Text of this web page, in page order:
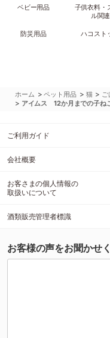
ベビー用品
子供衣料・
ル関連
防災用品 ハコスト
ホーム >ペット用品 > 猫 > ご
> アイムス 12か月までの子ね
ご利用ガイド
会社概要
お客さまの個人情報の
取扱いについて
酒類販売管理者標識
お客様の声をお聞かせ